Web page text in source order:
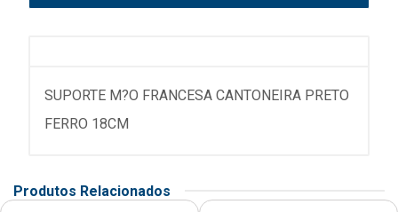
SUPORTE M?O FRANCESA CANTONEIRA PRETO
FERRO 18CM
Produtos Relacionados